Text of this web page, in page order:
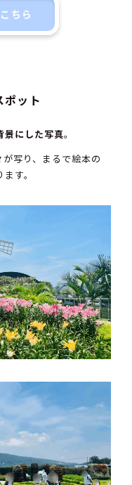
ちら
ポット
景にした写真。
写り、まるで絵本の
す。